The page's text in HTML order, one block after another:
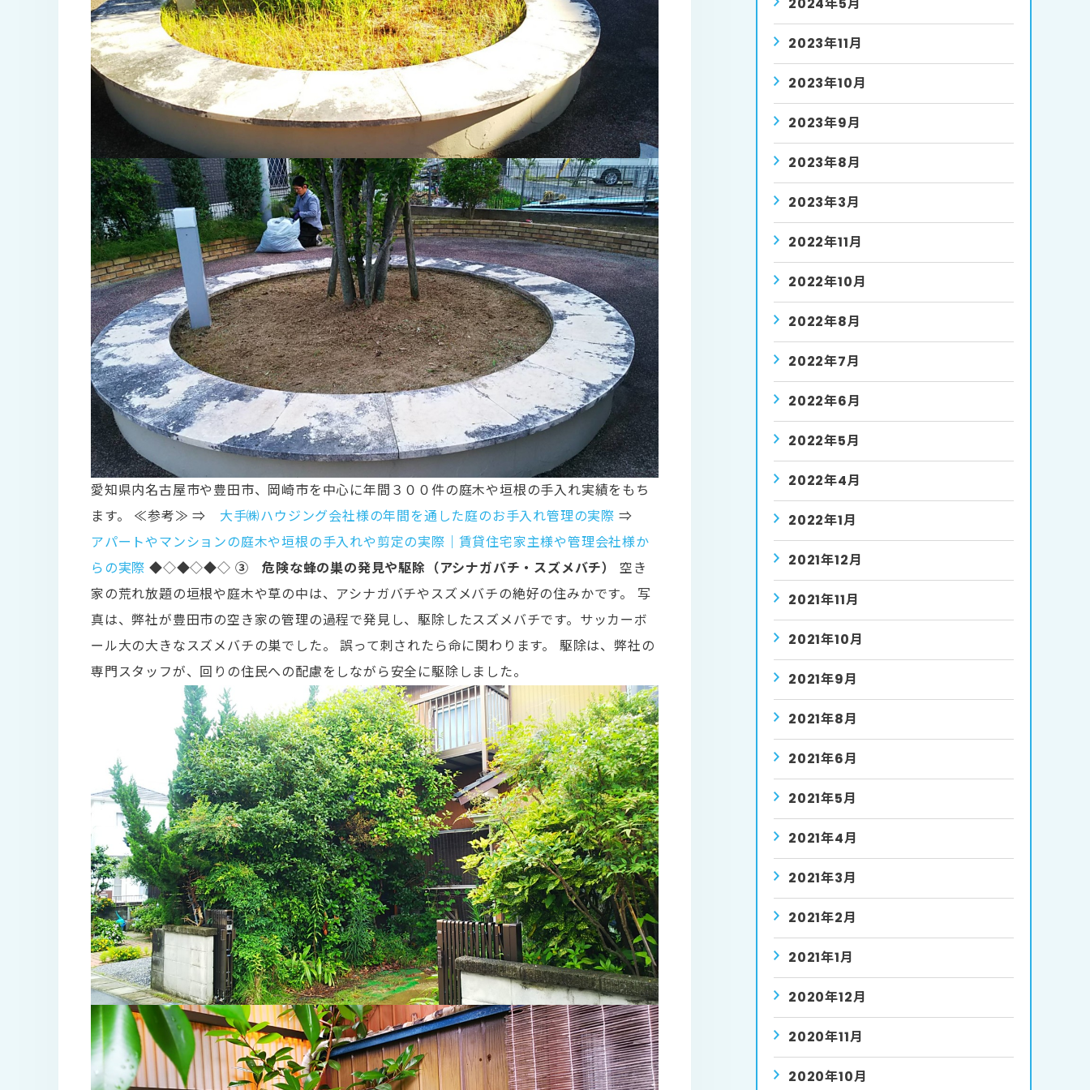
愛知県内名古屋市や豊田市、岡崎市を中心に年間３００件の庭木や垣根の手入れ実績をもち
ます。 ≪参考≫ ⇒ 大手㈱ハウジング会社様の年間を通した庭のお手入れ管理の実際 ⇒
アパートやマンションの庭木や垣根の手入れや剪定の実際｜賃貸住宅家主様や管理会社様か
らの実際 ◆◇◆◇◆◇ ③ 危険な蜂の巣の発見や駆除（アシナガバチ・スズメバチ）
空き
家の荒れ放題の垣根や庭木や草の中は、アシナガバチやスズメバチの絶好の住みかです。 写
真は、弊社が豊田市の空き家の管理の過程で発見し、駆除したスズメバチです。サッカーボ
ール大の大きなスズメバチの巣でした。 誤って刺されたら命に関わります。 駆除は、弊社の
専門スタッフが、回りの住民への配慮をしながら安全に駆除しました。
2023年11月
2023年10月
2023年9月
2023年8月
2023年3月
2022年11月
2022年10月
2022年8月
2022年7月
2022年6月
2022年5月
2022年4月
2022年1月
2021年12月
2021年11月
2021年10月
2021年9月
2021年8月
2021年6月
2021年5月
2021年4月
2021年3月
2021年2月
2021年1月
2020年12月
2020年11月
2020年10月